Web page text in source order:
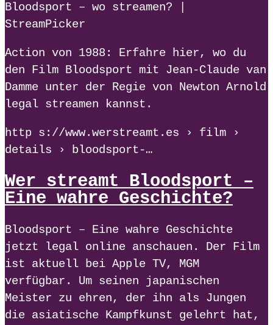
Bloodsport – wo streamen? |
StreamPicker
Action von 1988: Erfahre hier, wo du
den Film Bloodsport mit Jean-Claude van
Damme unter der Regie von Newton Arnold
legal streamen kannst.
http s://www.werstreamt.es › film ›
details › bloodsport-…
Wer streamt Bloodsport –
Eine wahre Geschichte?
Bloodsport – Eine wahre Geschichte
jetzt legal online anschauen. Der Film
ist aktuell bei Apple TV, MGM
verfügbar. Um seinen japanischen
Meister zu ehren, der ihn als Jungen
die asiatische Kampfkunst gelehrt hat,